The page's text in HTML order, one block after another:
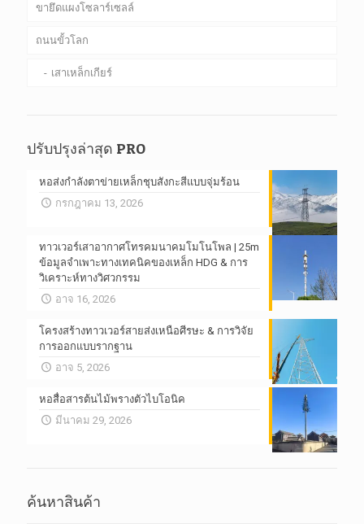
ขายึดแผงโซลาร์เซลล์
ถนนขั้วโลก
เสาเหล็กเกียร์
ปรับปรุงล่าสุด PRO
หอส่งกำลังตาข่ายเหล็กชุบสังกะสีแบบจุ่มร้อน
กรกฎาคม 13, 2026
ทาวเวอร์เสาอากาศโทรคมนาคมโมโนโพล | 25m
ข้อมูลจำเพาะทางเทคนิคของเหล็ก HDG & การ
วิเคราะห์ทางวิศวกรรม
อาจ 16, 2026
โครงสร้างทาวเวอร์สายส่งเหนือศีรษะ & การวิจัย
การออกแบบรากฐาน
อาจ 5, 2026
หอสื่อสารต้นไม้พรางตัวไบโอนิค
มีนาคม 29, 2026
ค้นหาสินค้า